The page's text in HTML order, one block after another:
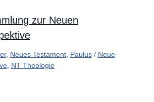
zur Neuen
, Neues Testament, Paulus/ Neue
, NT Theologie